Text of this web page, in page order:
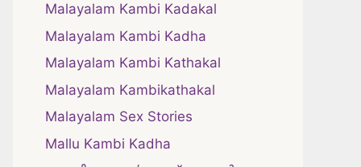
Malayalam Kambi Kadakal
Malayalam Kambi Kadha
Malayalam Kambi Kathakal
Malayalam Kambikathakal
Malayalam Sex Stories
Mallu Kambi Kadha